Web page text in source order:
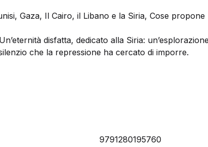
Gaza, Il Cairo, il Libano e la Siria, Cose
disfatta, dedicato alla Siria:
che la repressione ha cercato di imporre.
9791280195760